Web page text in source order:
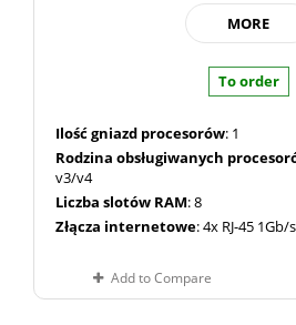
MORE
To order
Ilość gniazd procesorów: 1
Rodzina obsługiwanych
v3/v4
Liczba slotów RAM: 8
Złącza internetowe: 4x RJ-45 1Gb/s
Add to Compare